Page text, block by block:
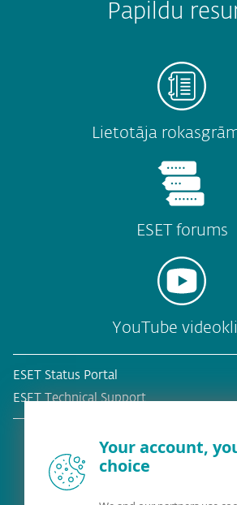
Papildu
Lietotāja
ESET forums
YouTube
ESET Status Portal
ESET Technical Support
Your account,
choice